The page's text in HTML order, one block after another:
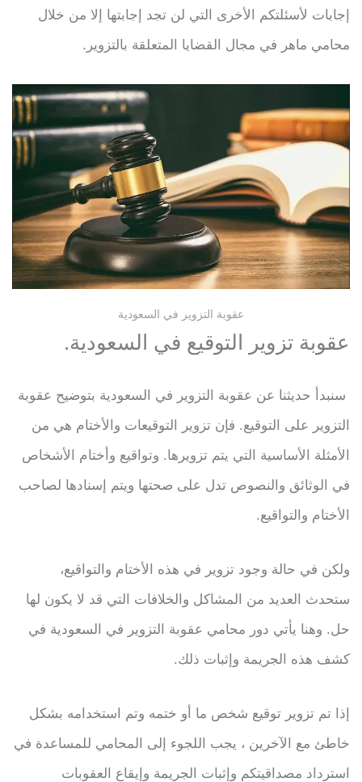
إجابات لأسئلتكم الأخرى التي لن تجد إجابتها إلا من خلال
محامي ماهر في مجال القضايا المتعلقة بالتزوير.
عقوبة التزوير في السعودية
عقوبة تزوير التوقيع في السعودية.
سنبدأ حديثنا عن عقوبة التزوير في السعودية بتوضيح عقوبة
التزوير على التوقيع. فإن تزوير التوقيعات والأختام هي من
الأمثلة الأساسية التي يتم تزويرها. وتواقيع وأختام الأشخاص
في الوثائق والنصوص تدل على صحتها ويتم إسنادها لصاحب
الأختام والتواقيع.
ولكن في حالة وجود تزوير في هذه الأختام والتواقيع،
ستحدث العديد من المشاكل والخلافات التي قد لا يكون لها
حل. وهنا يأتي دور محامي عقوبة التزوير في السعودية في
كشف هذه الجريمة وإثبات ذلك.
إذا تم تزوير توقيع شخص ما أو ختمه وتم استخدامه بشكل
خاطئ مع الآخرين ، يجب اللجوء إلى المحامي للمساعدة في
استرداد مصداقيتكم وإثبات الجريمة وإيقاع العقوبات